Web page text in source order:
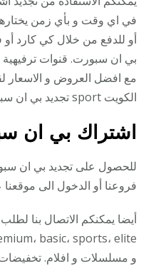
في اي وقت و بأي زمن
أو للدفع من خلال كي كارد
بي ان سبورت. قنوات ترفيهية
الكويت sport تجديد بي ان سبورت الكويت اون لاين.
اشتراك بي ان سبورت
فروعنا أو الدخول الى موقعنا
أيضا يمكنكم الاتصال بنا
و مسلسلات و افلام.